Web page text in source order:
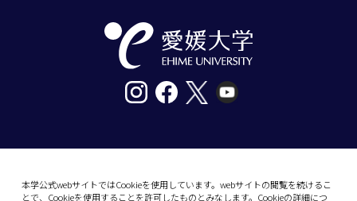
本学公式webサイトではCookieを使用しています。webサイトの閲覧を続けるこ
とで、Cookieを使用することを許可したものとみなします。Cookieの詳細につ